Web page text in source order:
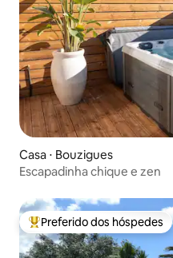
Casa ⋅ Bouzigues
Escapadinha chique e zen
Entre os melhores
Preferido dos hóspedes